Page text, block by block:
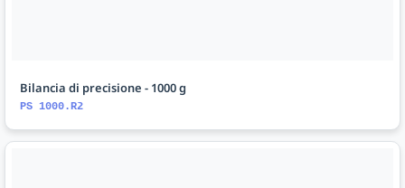
Bilancia di precisione - 1000 g
PS 1000.R2